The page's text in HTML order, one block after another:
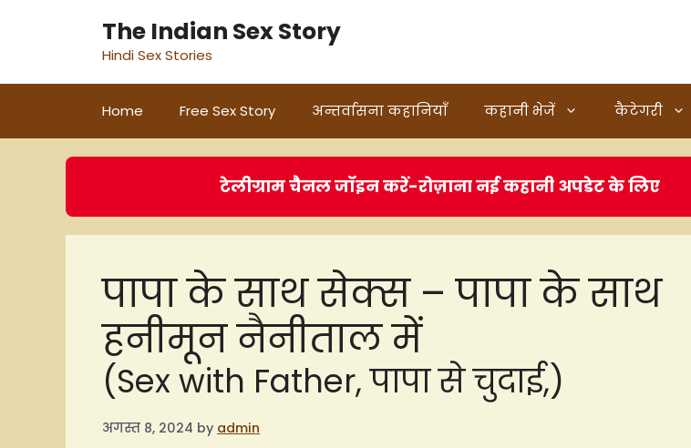
The Indian Sex Story
Hindi Sex Stories
Home Free Sex Story अन्तर्वासना कहानियाँ कहानी भेजें कैटेगरी
टेलीग्राम चैनल जॉइन करें-रोज़ाना नई कहानी अपडेट के लिए
पापा के साथ सेक्स – पापा के साथ
हनीमून नैनीताल में
(Sex with Father, पापा से चुदाई,)
अगस्त 8, 2024 by admin